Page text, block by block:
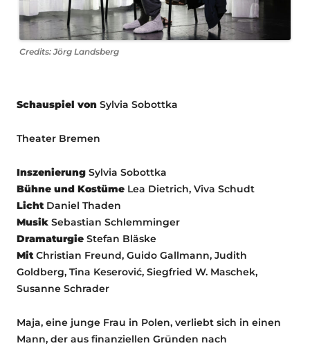
Credits: Jörg Landsberg
Schauspiel von Sylvia Sobottka
Theater Bremen
Inszenierung Sylvia Sobottka
Bühne und Kostüme Lea Dietrich, Viva Schudt
LichtDaniel Thaden
Musik Sebastian Schlemminger
Dramaturgie Stefan Bläske
MitChristian Freund, Guido Gallmann, Judith
Goldberg, Tina Keserović, Siegfried W. Maschek,
Susanne Schrader
Maja, eine junge Frau in Polen, verliebt sich in einen
Mann, der aus finanziellen Gründen nach